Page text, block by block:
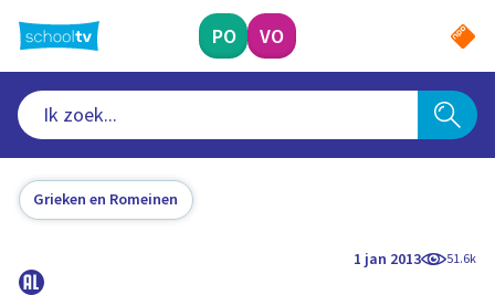
naar
hoofdinhoud
PO VO
Grieken en Romeinen
1 jan 2013 51.6k